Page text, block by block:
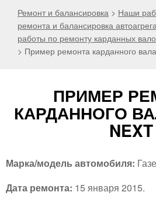
Ремонт и балансировка > Наши
ремонта и балансировка
работы по ремонту карданных
> Пример ремонта карданного
ПРИМЕР
КАРДАННОГО
NEXT
Марка/модель автомобиля:
Дата ремонта: 15 января 2015.